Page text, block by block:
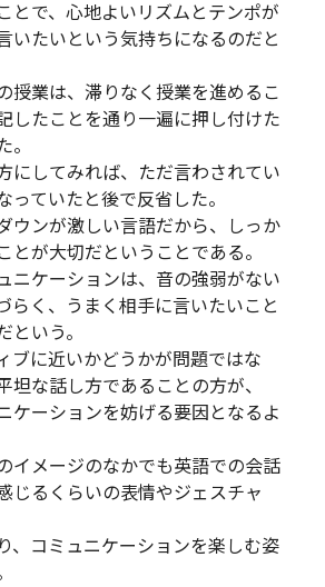
とで、心地よいリズムとテンポが
いたいという気持ちになるのだと
授業は、滞りなく授業を進めるこ
したことを通り一遍に押し付けた
。
にしてみれば、ただ言わされてい
っていたと後で反省した。
ウンが激しい言語だから、しっか
とが大切だということである。
ニケーションは、音の強弱がない
らく、うまく相手に言いたいこと
という。
ブに近いかどうかが問題ではな
坦な話し方であることの方が、
ケーションを妨げる要因となるよ
イメージのなかでも英語での会話
じるくらいの表情やジェスチャ
、コミュニケーションを楽しむ姿